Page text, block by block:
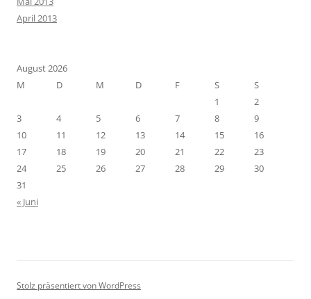
April 2013
August 2026
M
D M D F S
S
1
2
3
4 5 6 7 8
9
10
11 12 13 14 15
16
17
18 19 20 21 22
23
24
25 26 27 28 29
30
31
« Juni
Stolz präsentiert von WordPress